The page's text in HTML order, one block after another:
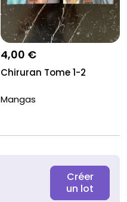
4,00 €
Chiruran Tome 1-2
Mangas
Créer
un lot